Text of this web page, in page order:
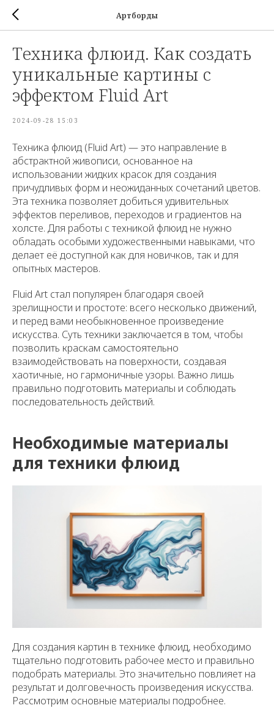
Артборды
Техника флюид. Как создать
уникальные картины с
эффектом Fluid Art
2024-09-28 15:03
Техника флюид (Fluid Art) — это направление в
абстрактной живописи, основанное на
использовании жидких красок для создания
причудливых форм и неожиданных сочетаний цветов.
Эта техника позволяет добиться удивительных
эффектов переливов, переходов и градиентов на
холсте. Для работы с техникой флюид не нужно
обладать особыми художественными навыками, что
делает её доступной как для новичков, так и для
опытных мастеров.
Fluid Art стал популярен благодаря своей
зрелищности и простоте: всего несколько движений,
и перед вами необыкновенное произведение
искусства. Суть техники заключается в том, чтобы
позволить краскам самостоятельно
взаимодействовать на поверхности, создавая
хаотичные, но гармоничные узоры. Важно лишь
правильно подготовить материалы и соблюдать
последовательность действий.
Необходимые материалы
для техники флюид
Для создания картин в технике флюид, необходимо
тщательно подготовить рабочее место и правильно
подобрать материалы. Это значительно повлияет на
результат и долговечность произведения искусства.
Рассмотрим основные материалы подробнее.